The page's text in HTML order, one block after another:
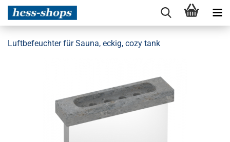
Luftbefeuchter für Sauna, eckig, cozy tank